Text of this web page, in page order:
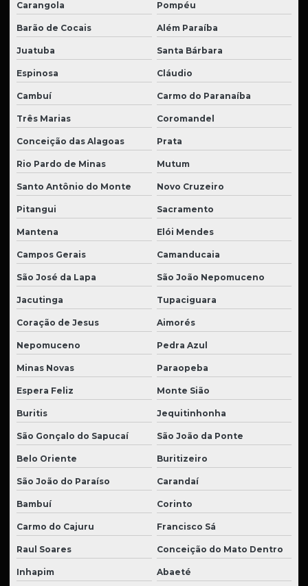
Carangola Pompéu
Barão de Cocais Além Paraíba
Juatuba Santa Bárbara
Espinosa Cláudio
Cambuí Carmo do Paranaíba
Três Marias Coromandel
Conceição das Alagoas Prata
Rio Pardo de Minas Mutum
Santo Antônio do Monte Novo Cruzeiro
Pitangui Sacramento
Mantena Elói Mendes
Campos Gerais Camanducaia
São José da Lapa São João Nepomuceno
Jacutinga Tupaciguara
Coração de Jesus Aimorés
Nepomuceno Pedra Azul
Minas Novas Paraopeba
Espera Feliz Monte Sião
Buritis Jequitinhonha
São Gonçalo do Sapucaí São João da Ponte
Belo Oriente Buritizeiro
São João do Paraíso Carandaí
Bambuí Corinto
Carmo do Cajuru Francisco Sá
Raul Soares Conceição do Mato Dentro
Inhapim Abaeté